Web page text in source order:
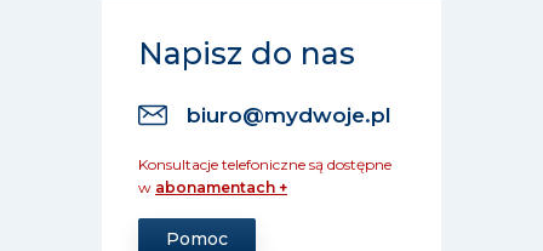
Napisz do nas
biuro@mydwoje.pl
Konsultacje telefoniczne są dostępne
w abonamentach +
Pomoc